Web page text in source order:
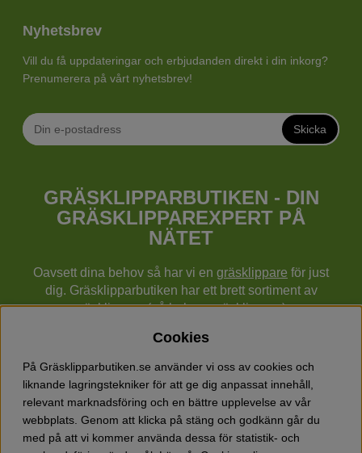
Nyhetsbrev
Vill du få uppdateringar och erbjudanden direkt i din inkorg?
Prenumerera på vårt nyhetsbrev!
Skicka
GRÄSKLIPPARBUTIKEN - DIN
GRÄSKLIPPAREXPERT PÅ
NÄTET
Oavsett dina behov så har vi en gräsklippare för just
dig. Gräsklipparbutiken har ett brett sortiment av
gräsklippare (gå bakom gräsklippare),
cylindergräsklippare, traktorer mm från Husqvarna,
Klippo och Gardena.
Utöver gräsklippare finns också ett brett sortiment hos
Gräsklipparbutiken med skog & trädgårdsprodukter så
som grästrimmers, röjsågar, motorsågar, häcksaxar,
jordfräsar, lövblåsar, snöslungor, vertikalskärare, elverk,
Cookies
På Gräsklipparbutiken.se använder vi oss av cookies och
liknande lagringstekniker för att ge dig anpassat innehåll,
relevant marknadsföring och en bättre upplevelse av vår
webbplats. Genom att klicka på stäng och godkänn går du
med på att vi kommer använda dessa för statistik- och